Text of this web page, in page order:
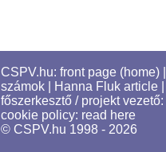
CSPV.hu: front page (home)
számok
Hanna Fluk article
főszerkesztő / projekt vezető:
cookie policy: read here
© CSPV.hu 1998 - 2026